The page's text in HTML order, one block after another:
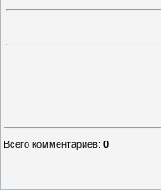
Всего комментариев: 0